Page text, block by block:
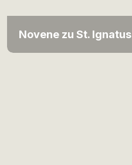
Novene zu St. Ignatus